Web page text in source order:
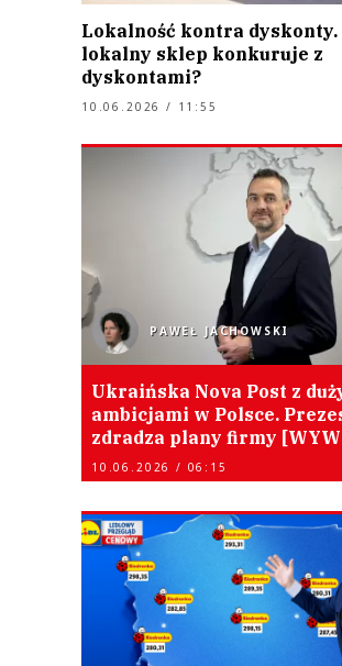
Lokalność kontra dyskonty.
lokalny sklep konkuruje z
dyskontami?
10.06.2026 / 11:55
PAWEŁ JACHOWSKI
Ukraińska Nova Post z
ambicjami w Polsce.
zdradza plany firmy
10.06.2026 / 06:15